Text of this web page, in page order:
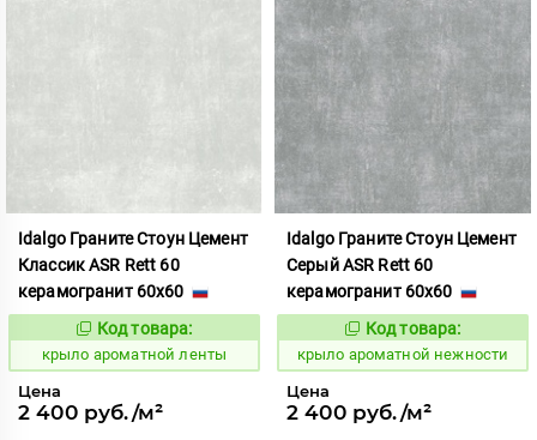
Idalgo Граните Стоун Цемент
Классик ASR Rett 60
керамогранит 60x60
828418
Код товара:
крыло ароматной ленты
Цена
2 400 руб./м²
Idalgo Граните Стоун Цемент
Серый ASR Rett 60
керамогранит 60x60
828433
Код товара:
крыло ароматной нежности
Цена
2 400 руб./м²